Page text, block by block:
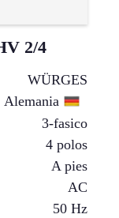
2/4
WÜRGES
Alemania
3-fasico
4 polos
A pies
AC
50 Hz